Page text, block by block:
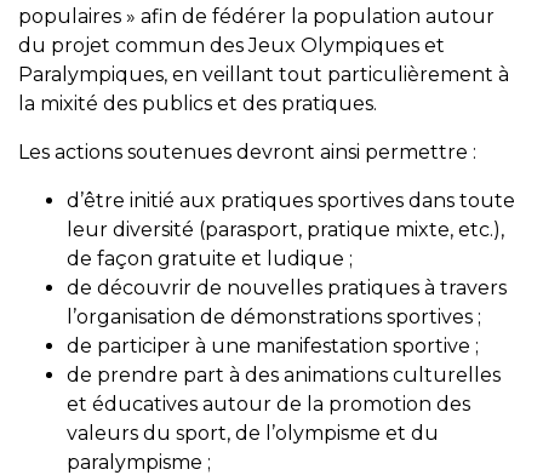
populaires » afin de fédérer la population autour
du projet commun des Jeux Olympiques et
Paralympiques, en veillant tout particulièrement à
la mixité des publics et des pratiques.
Les actions soutenues devront ainsi permettre :
d’être initié aux pratiques sportives dans toute
leur diversité (parasport, pratique mixte, etc.),
de façon gratuite et ludique ;
de découvrir de nouvelles pratiques à travers
l’organisation de démonstrations sportives ;
de participer à une manifestation sportive ;
de prendre part à des animations culturelles
et éducatives autour de la promotion des
valeurs du sport, de l’olympisme et du
paralympisme ;